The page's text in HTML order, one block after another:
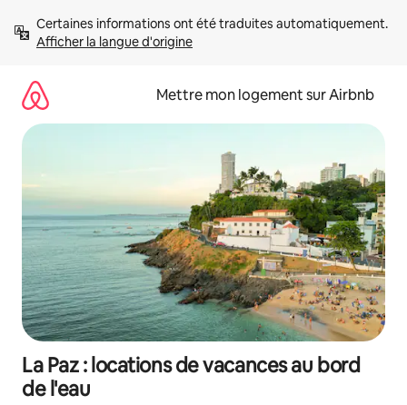
directement
Afficher la langue d'origine
Mettre mon logement sur Airbnb
La Paz : locations de vacances au bord
de l'eau